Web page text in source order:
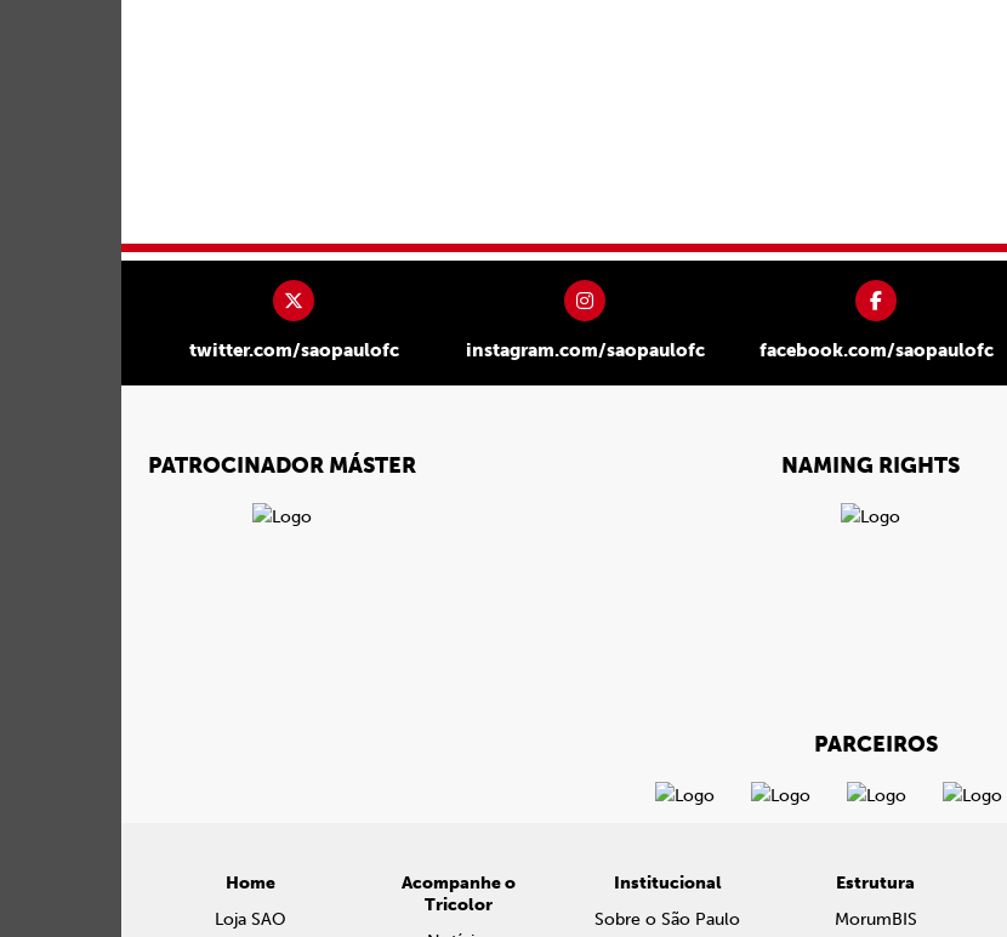
twitter.com/saopaulofc instagram.com/saopaulofc facebook.com/saopaulofc
PATROCINADOR MÁSTER NAMING RIGHTS
PARCEIROS
Home
Loja SAO
Acompanhe o
Tricolor
Institucional
Sobre o São Paulo
Estrutura
MorumBIS